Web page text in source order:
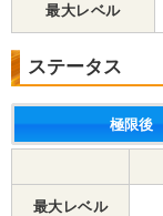
最大レベル
ステータス
極限後
最大レベル